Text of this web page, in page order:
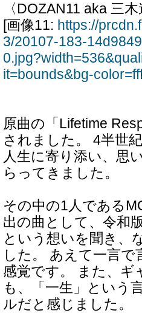
〈DOZAN11 aka 三木
[画像11: https://
3/20107-183-
it=bounds&bg-
原曲の「Lifetime
されました。 4半世
人生に寄り添い、思
らってきました。
その中の1人である
出の曲として、令和
という想いを聞き、
した。 あえて一言
感覚です。 また、ギ
も、「一生」という
ルだと感じました。